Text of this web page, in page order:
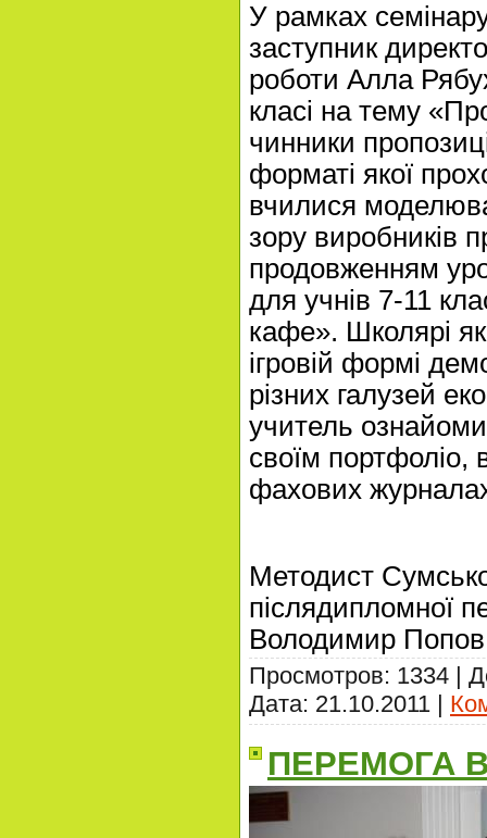
У рамках
заступник
роботи Алла
класі на тему
чинники
форматі якої
вчилися
зору виробників
продовженням
для учнів 7-11
кафе». Школярі
ігровій формі
різних галузей
учитель
своїм портфоліо,
фахових
Методист
післядипломної
Володимир
Просмотров: 1334 |
Дата: 21.10.2011 |
ПЕРЕМОГА В